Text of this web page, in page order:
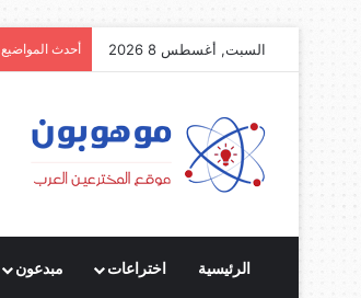
السبت, أغسطس 8 2026 أحدث المواضيع
الرئيسية اختراعات مبدعون